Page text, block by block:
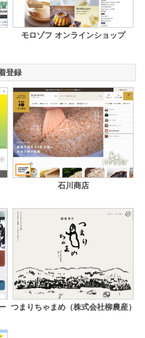
モロゾフ オンラインショップ
登録
石川商店
つまりちゃまめ（株式会社柳農産）